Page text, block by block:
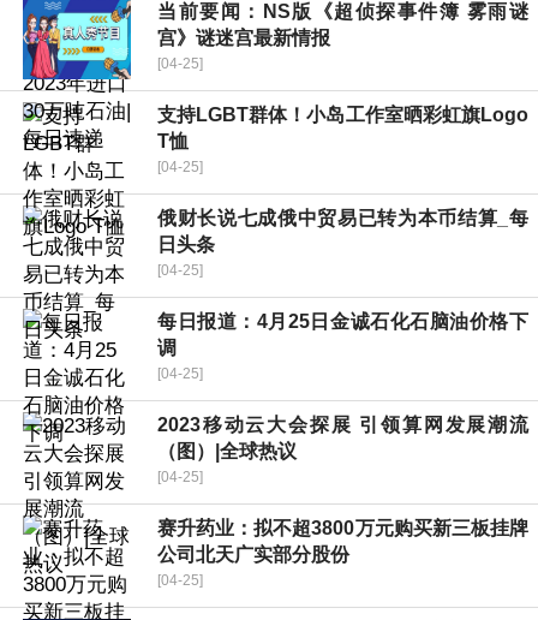
当前要闻：NS版《超侦探事件簿 雾雨谜
宫》谜迷宫最新情报
[04-25]
支持LGBT群体！小岛工作室晒彩虹旗Logo
T恤
[04-25]
俄财长说七成俄中贸易已转为本币结算_每
日头条
[04-25]
每日报道：4月25日金诚石化石脑油价格下
调
[04-25]
2023移动云大会探展 引领算网发展潮流
（图）|全球热议
[04-25]
赛升药业：拟不超3800万元购买新三板挂牌
公司北天广实部分股份
[04-25]